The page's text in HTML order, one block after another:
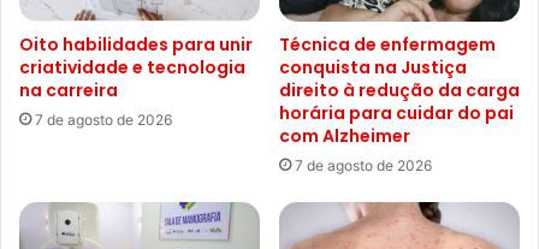
Oito habilidades para unir
criatividade e tecnologia
na carreira
7 de agosto de 2026
Técnica de enfermagem
conquista na Justiça
direito à redução da carga
horária para cuidar do pai
com Alzheimer
7 de agosto de 2026